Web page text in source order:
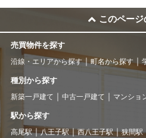
このペー
売買物件を探す
沿線・エリアから探す 町名から探す
種別から探す
新築一戸建て 中古一戸建て マンショ
駅から探す
高尾駅 八王子駅 西八王子駅 狭間駅